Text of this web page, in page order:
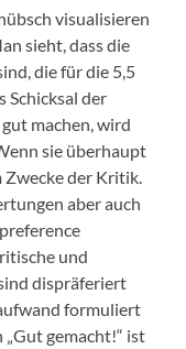
visualisieren
sieht, dass die
die für die 5,5
Schicksal der
machen, wird
sie überhaupt
Zwecke der Kritik.
aber auch
und
dispräferiert
formuliert
gemacht!“ ist